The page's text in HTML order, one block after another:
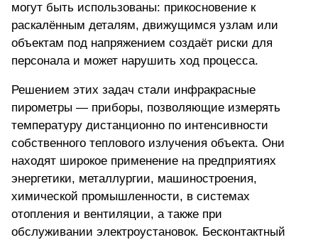
могут быть использованы: прикосновение к
раскалённым деталям, движущимся узлам или
объектам под напряжением создаёт риски для
персонала и может нарушить ход процесса.
Решением этих задач стали инфракрасные
пирометры — приборы, позволяющие измерять
температуру дистанционно по интенсивности
собственного теплового излучения объекта. Они
находят широкое применение на предприятиях
энергетики, металлургии, машиностроения,
химической промышленности, в системах
отопления и вентиляции, а также при
обслуживании электроустановок. Бесконтактный